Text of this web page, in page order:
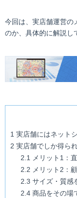
今回は、実店舗運営の
のか、具体的に解説し
1 実店舗にはネット
2 実店舗でしか得ら
2.1
メリット1：
2.2 メリット2：
2.3 サイズ・質感
2.4 商品をその場